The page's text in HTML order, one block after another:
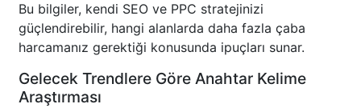
Bu bilgiler, kendi SEO ve PPC stratejinizi
güçlendirebilir, hangi alanlarda daha fazla çaba
harcamanız gerektiği konusunda ipuçları sunar.
Gelecek Trendlere Göre Anahtar Kelime
Araştırması